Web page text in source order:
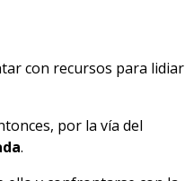
con recursos para lidiar
por la vía del
.